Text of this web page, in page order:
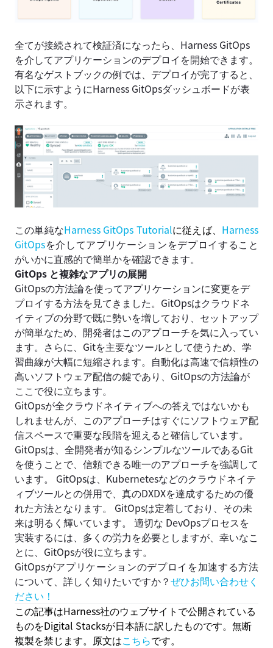
全てが接続されて検証済になったら、Harness GitOps
を介してアプリケーションのデプロイを開始できます。
有名なゲストブックの例では、デプロイが完了すると、
以下に示すようにHarness GitOpsダッシュボードが表
示されます。
この単純なHarness GitOps Tutorialに従えば、 Harness
GitOpsを介してアプリケーションをデプロイすること
がいかに直感的で簡単かを確認できます。
GitOps と複雑なアプリの展開
GitOpsの方法論を使ってアプリケーションに変更をデ
プロイする方法を見てきました。GitOpsはクラウドネ
イティブの分野で既に勢いを増しており、セットアップ
が簡単なため、開発者はこのアプローチを気に入ってい
ます。さらに、Gitを主要なツールとして使うため、学
習曲線が大幅に短縮されます。自動化は高速で信頼性の
高いソフトウェア配信の鍵であり、GitOpsの方法論が
ここで役に立ちます。
GitOpsが全クラウドネイティブへの答えではないかも
しれませんが、このアプローチはすぐにソフトウェア配
信スペースで重要な段階を迎えると確信しています。
GitOpsは、全開発者が知るシンプルなツールであるGit
を使うことで、信頼できる唯一のアプローチを強調して
います。 GitOpsは、Kubernetesなどのクラウドネイテ
ィブツールとの併用で、真のDXDXを達成するための優
れた方法となります。 GitOpsは定着しており、その未
来は明るく輝いています。 適切な DevOpsプロセスを
実装するには、多くの労力を必要としますが、幸いなこ
とに、GitOpsが役に立ちます。
GitOpsがアプリケーションのデプロイを加速する方法
について、詳しく知りたいですか？ぜひお問い合わせく
ださい！
この記事はHarness社のウェブサイトで公開されている
ものをDigital Stacksが日本語に訳したものです。無断
複製を禁じます。 原文はこちらです。